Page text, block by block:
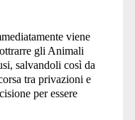
viene
gli Animali
salvandoli così da
tra privazioni e
per essere